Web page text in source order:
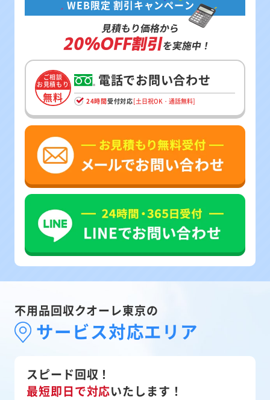
WEB限定 割引キャンペーン
見積もり価格から
20%OFF割引を実施中！
ご相談
お見積もり
無料
電話でお問い合わせ
24時間受付対応[土日祝OK・通話無料]
不用品回収クオーレ東京の
サービス対応エリア
スピード回収！
最短即日で対応いたします！